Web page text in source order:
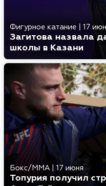
Фигурное катание 17
Загитова назвала
школы в Казани
Бокс/MMA 17 июня
Топурия получил